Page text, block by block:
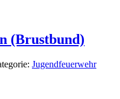
(Brustbund)
Jugendfeuerwehr